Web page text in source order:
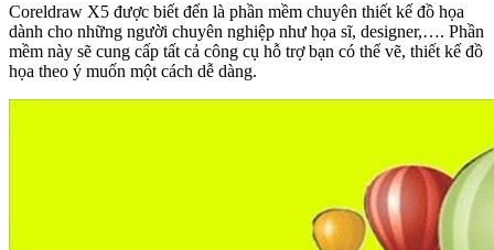
Coreldraw X5 được biết đến là phần mềm chuyên thiết kế đồ họa
dành cho những người chuyên nghiệp như họa sĩ, designer,…. Phần
mềm này sẽ cung cấp tất cả công cụ hỗ trợ bạn có thể vẽ, thiết kế đồ
họa theo ý muốn một cách dễ dàng.